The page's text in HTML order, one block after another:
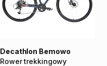
Rower trekkingowy
Decathlon Bemowo